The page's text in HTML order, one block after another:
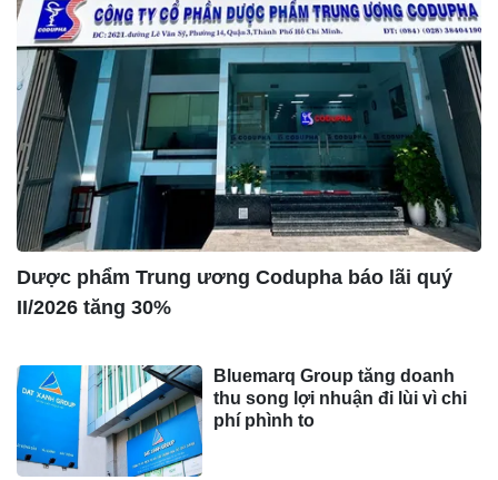
Dược phẩm Trung ương Codupha báo lãi quý
II/2026 tăng 30%
Bluemarq Group tăng doanh
thu song lợi nhuận đi lùi vì chi
phí phình to